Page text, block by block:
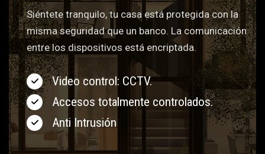
Siéntete tranquilo, tu casa está protegida con la
misma seguridad que un banco. La comunicación
entre los dispositivos está encriptada.
Video control: CCTV.
Accesos totalmente controlados.
Anti Intrusión